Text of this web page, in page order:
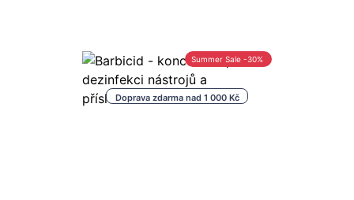
Doprava zdarma nad 1 000 Kč
Summer Sale -30%